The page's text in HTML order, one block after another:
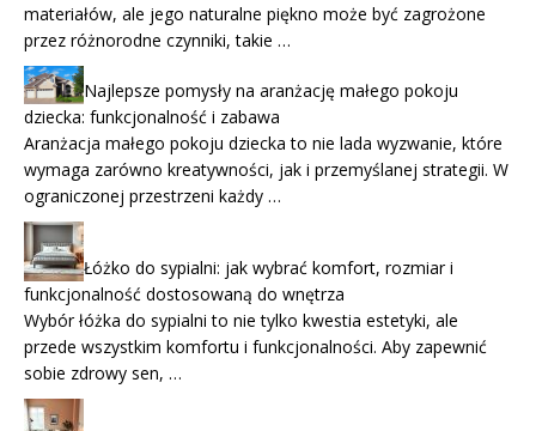
materiałów, ale jego naturalne piękno może być zagrożone
przez różnorodne czynniki, takie …
Najlepsze pomysły na aranżację małego pokoju
dziecka: funkcjonalność i zabawa
Aranżacja małego pokoju dziecka to nie lada wyzwanie, które
wymaga zarówno kreatywności, jak i przemyślanej strategii. W
ograniczonej przestrzeni każdy …
Łóżko do sypialni: jak wybrać komfort, rozmiar i
funkcjonalność dostosowaną do wnętrza
Wybór łóżka do sypialni to nie tylko kwestia estetyki, ale
przede wszystkim komfortu i funkcjonalności. Aby zapewnić
sobie zdrowy sen, …